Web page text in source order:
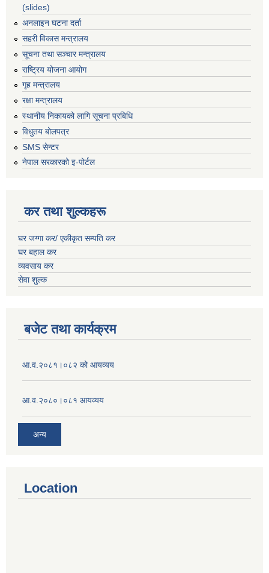
(slides)
अनलाइन घटना दर्ता
सहरी विकास मन्त्रालय
सूचना तथा सञ्चार मन्त्रालय
राष्ट्रिय योजना आयोग
गृह मन्त्रालय
रक्षा मन्त्रालय
स्थानीय निकायको लागि सूचना प्रबिधि
विधुतय बोलपत्र
SMS सेन्टर
नेपाल सरकारको इ-पोर्टल
कर तथा शुल्कहरू
घर जग्गा कर/ एकीकृत सम्पति कर
घर बहाल कर
व्यवसाय कर
सेवा शुल्क
बजेट तथा कार्यक्रम
आ.व.२०८१।०८२ को आयव्यय
आ.व.२०८०।०८१ आयव्यय
अन्य
Location